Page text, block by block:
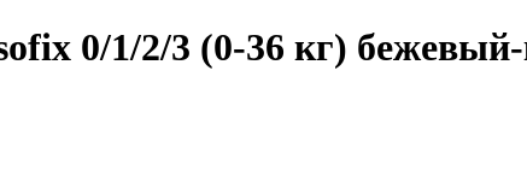
0/1/2/3 (0-36 кг)